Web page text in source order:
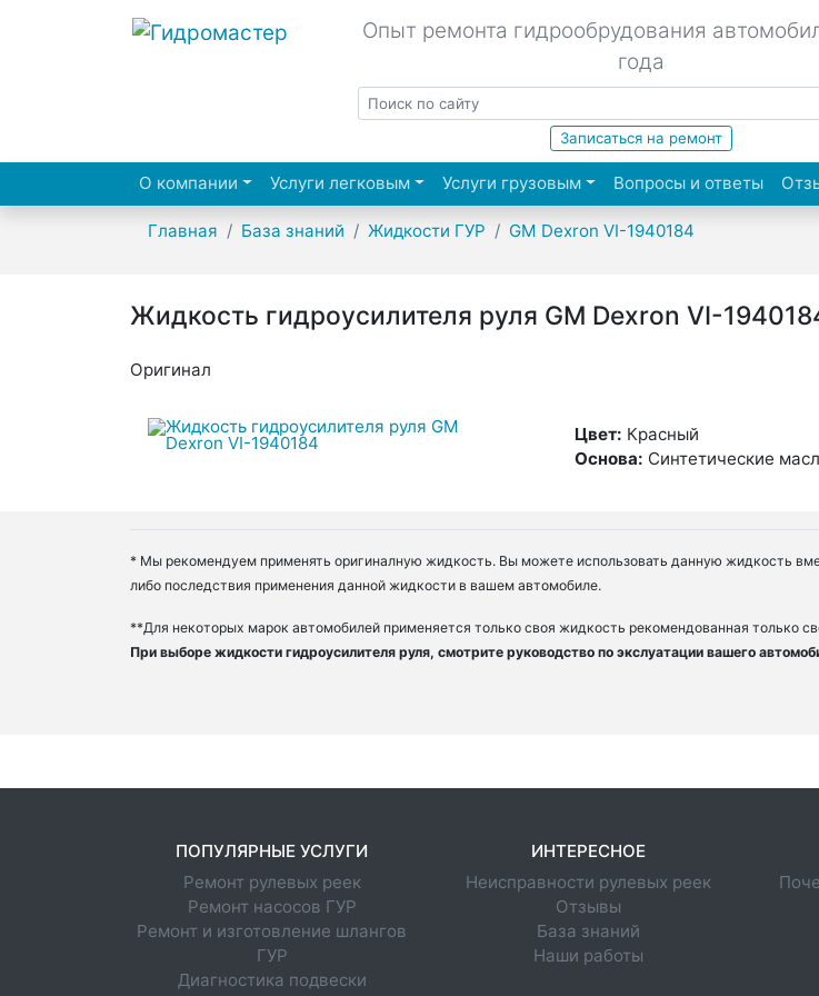
Опыт ремонта гидрообрудования
года
Записаться на ремонт
О компании Услуги легковым Услуги грузовым Вопросы и ответы
Главная База знаний Жидкости ГУР GM Dexron VI-1940184
Жидкость гидроусилителя руля GM Dexron VI-
Оригинал
Цвет: Красный
Основа: Синтетические
* Мы рекомендуем применять оригиналную жидкость. Вы можете использовать данную жидкость
либо последствия применения данной жидкости в вашем автомобиле.
**Для некоторых марок автомобилей применяется только своя жидкость рекомендованная только
При выборе жидкости гидроусилителя руля, смотрите руководство по экслуатации вашего
ПОПУЛЯРНЫЕ УСЛУГИ
Ремонт рулевых реек
Ремонт насосов ГУР
Ремонт и изготовление шлангов
ГУР
Диагностика подвески
ИНТЕРЕСНОЕ
Неисправности рулевых реек
Отзывы
База знаний
Наши работы